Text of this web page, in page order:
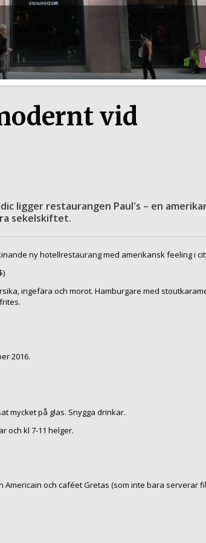
vid
ligger restaurangen Paul's – en
sekelskiftet.
ny hotellrestaurang med amerikansk feeling i
ingefära och morot. Hamburgare med
2016.
mycket på glas. Snygga drinkar.
och kl 7-11 helger.
Americain och caféet Gretas (som inte bara serverar